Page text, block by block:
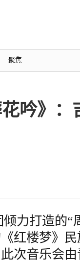
聚焦
花吟》
力打造的“
红楼梦》
次音乐会